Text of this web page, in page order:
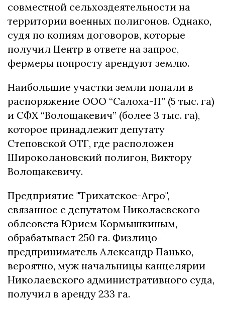
совместной сельхоздеятельности на
территории военных полигонов. Однако,
судя по копиям договоров, которые
получил Центр в ответе на запрос,
фермеры попросту арендуют землю.
Наибольшие участки земли попали в
распоряжение ООО “Салоха-П” (5 тыс. га)
и СФХ “Волощакевич” (более 3 тыс. га),
которое принадлежит депутату
Степовской ОТГ, где расположен
Широколановский полигон, Виктору
Волощакевичу.
Предприятие "Трихатское-Агро",
связанное с депутатом Николаевского
облсовета Юрием Кормышкиным,
обрабатывает 250 га. Физлицо-
предприниматель Александр Панько,
вероятно, муж начальницы канцелярии
Николаевского административного суда,
получил в аренду 233 га.